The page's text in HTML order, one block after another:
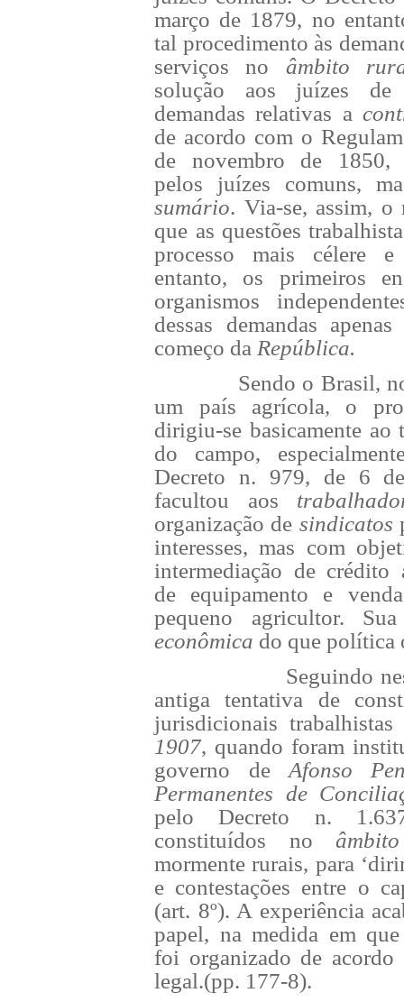
março de 1879, no
tal procedimento às
serviços no âmbito
solução aos juízes
demandas relativas a
de acordo com o
de novembro de 1850,
pelos juízes comuns,
sumário. Via-se, assim, o
que as questões
processo mais célere
entanto, os primeiros
organismos
dessas demandas
começo da República.
Sendo o Brasil,
um país agrícola, o
dirigiu-se basicamente ao
do campo,
Decreto n. 979, de 6
facultou aos
organização de sindicatos
interesses, mas com
intermediação de crédito
de equipamento e
pequeno agricultor.
econômica do que política
Seguindo
antiga tentativa de
jurisdicionais
1907, quando foram
governo de Afonso
Permanentes de
pelo Decreto n.
constituídos no
mormente rurais, para
e contestações entre o
(art. 8º). A experiência
papel, na medida em
foi organizado de acordo
legal.(pp. 177-8).